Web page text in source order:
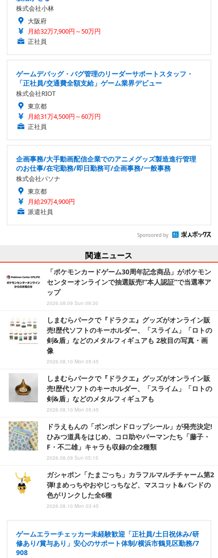
株式会社小林
大阪府
月給32万7,900円～50万円
正社員
ゲームデバッグ・バグ管理のリーダーサポートスタッフ・
「正社員/交通費全額支給」ゲーム業界デビュー
株式会社RIOT
東京都
月給31万4,500円～60万円
正社員
企画事務/大手動画配信企業でのアニメグッズ製造進行管理
のお仕事/在宅勤務/即日勤務可/企画事務/一般事務
株式会社パソナ
東京都
月給29万4,900円
派遣社員
Sponsored by
関連ニュース
「ポケモンカードゲーム30周年記念商品」がポケモン
センターオンラインで抽選販売!“本人認証”で当選率ア
ップ
2026.08.09 Sun 09:30
しまむらパークで『ドラクエ』グッズがオンライン販
売!歴代ソフトのキーホルダー、「スライム」「ロトの
剣&盾」などのメタルフィギュアも 2枚目の写真・画
像
2026.08.10 Mon 05:45
しまむらパークで『ドラクエ』グッズがオンライン販
売!歴代ソフトのキーホルダー、「スライム」「ロトの
剣&盾」などのメタルフィギュアも
2026.08.10 Mon 05:45
ドラえもんの「ボンボンドロップシール」が発売決定!
ひみつ道具をはじめ、コロ助やパーマンたち「藤子・
F・不二雄」キャラも収録の全2種類
2026.08.09 Sun 05:15
ガシャポン「たまごっち」カラフルマルチチャーム第2
弾!まめっちやおやじっちなど、マスコット&バンドの
色がリンクした全6種
2026.08.10 Mon 03:45
ゲームエラーチェッカー未経験歓迎「正社員/土日祝休み/研
修あり/賞与あり」安心のサポート体制/横浜市鶴見区勤務/7
908